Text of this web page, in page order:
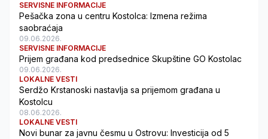
SERVISNE INFORMACIJE
Pešačka zona u centru Kostolca: Izmena režima
saobraćaja
09.06.2026.
SERVISNE INFORMACIJE
Prijem građana kod predsednice Skupštine GO Kostolac
09.06.2026.
LOKALNE VESTI
Serdžo Krstanoski nastavlja sa prijemom građana u
Kostolcu
08.06.2026.
LOKALNE VESTI
Novi bunar za javnu česmu u Ostrovu: Investicija od 5